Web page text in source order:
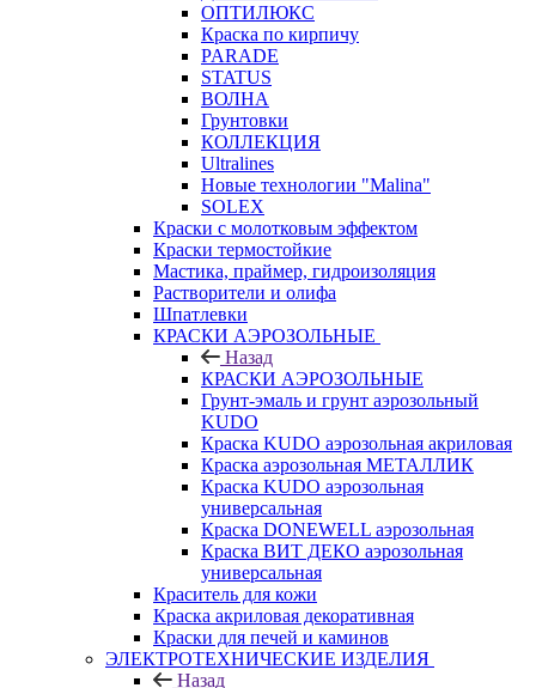
ОПТИЛЮКС
Краска по кирпичу
PARADE
STATUS
ВОЛНА
Грунтовки
КОЛЛЕКЦИЯ
Ultralines
Новые технологии "Malina"
SOLEX
Краски с молотковым эффектом
Краски термостойкие
Мастика, праймер, гидроизоляция
Растворители и олифа
Шпатлевки
КРАСКИ АЭРОЗОЛЬНЫЕ
Назад
КРАСКИ АЭРОЗОЛЬНЫЕ
Грунт-эмаль и грунт аэрозольный
KUDO
Краска KUDO аэрозольная акриловая
Краска аэрозольная МЕТАЛЛИК
Краска KUDO аэрозольная
универсальная
Краска DONEWELL аэрозольная
Краска ВИТ ДЕКО аэрозольная
универсальная
Краситель для кожи
Краска акриловая декоративная
Краски для печей и каминов
ЭЛЕКТРОТЕХНИЧЕСКИЕ ИЗДЕЛИЯ
Назад